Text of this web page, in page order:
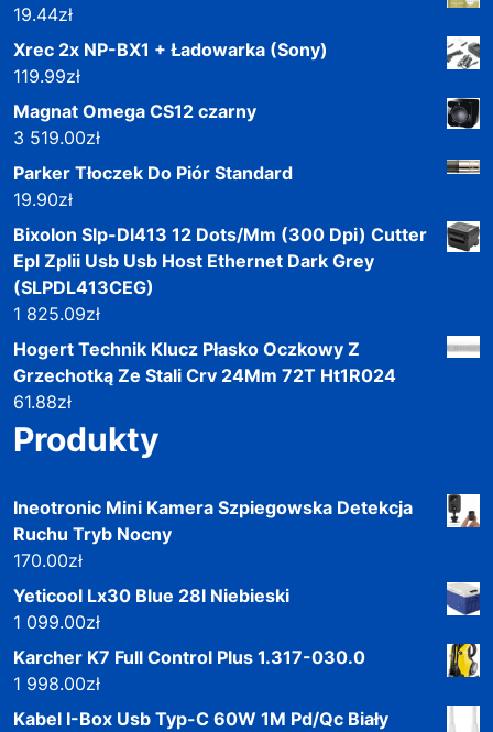
19.44zł
Xrec 2x NP-BX1 + Ładowarka (Sony)
119.99zł
Magnat Omega CS12 czarny
3 519.00zł
Parker Tłoczek Do Piór Standard
19.90zł
Bixolon Slp-Dl413 12 Dots/Mm (300 Dpi) Cutter
Epl Zplii Usb Usb Host Ethernet Dark Grey
(SLPDL413CEG)
1 825.09zł
Hogert Technik Klucz Płasko Oczkowy Z
Grzechotką Ze Stali Crv 24Mm 72T Ht1R024
61.88zł
Produkty
Ineotronic Mini Kamera Szpiegowska Detekcja
Ruchu Tryb Nocny
170.00zł
Yeticool Lx30 Blue 28l Niebieski
1 099.00zł
Karcher K7 Full Control Plus 1.317-030.0
1 998.00zł
Kabel I-Box Usb Typ-C 60W 1M Pd/Qc Biały